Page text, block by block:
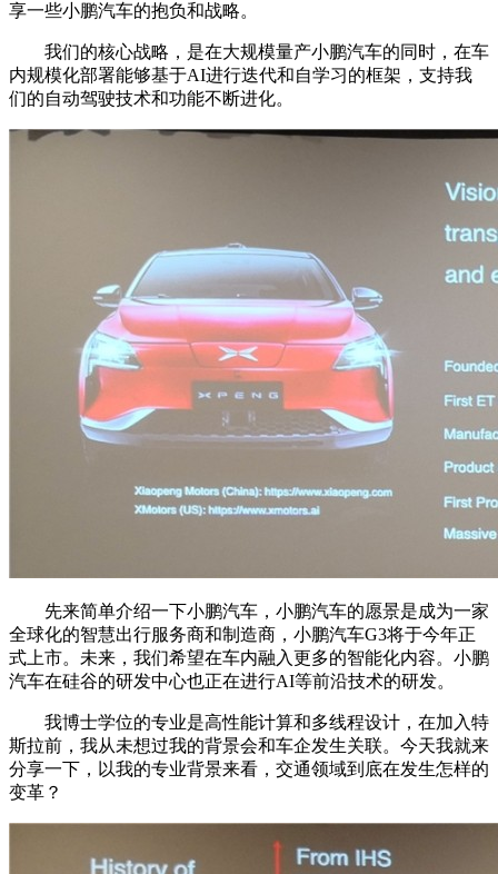
享一些小鹏汽车的抱负和战略。
我们的核心战略，是在大规模量产小鹏汽车的同时，在车
内规模化部署能够基于AI进行迭代和自学习的框架，支持我
们的自动驾驶技术和功能不断进化。
先来简单介绍一下小鹏汽车，小鹏汽车的愿景是成为一家
全球化的智慧出行服务商和制造商，小鹏汽车G3将于今年正
式上市。未来，我们希望在车内融入更多的智能化内容。小鹏
汽车在硅谷的研发中心也正在进行AI等前沿技术的研发。
我博士学位的专业是高性能计算和多线程设计，在加入特
斯拉前，我从未想过我的背景会和车企发生关联。今天我就来
分享一下，以我的专业背景来看，交通领域到底在发生怎样的
变革？